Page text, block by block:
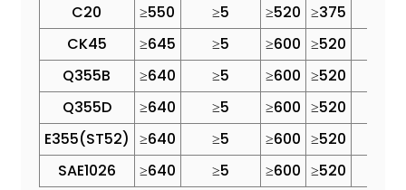
C20
≥550 ≥5 ≥520 ≥375
CK45
≥645 ≥5 ≥600 ≥520
Q355B
≥640 ≥5 ≥600 ≥520
Q355D
≥640 ≥5 ≥600 ≥520
E355(ST52) ≥640 ≥5 ≥600 ≥520
SAE1026
≥640 ≥5 ≥600 ≥520